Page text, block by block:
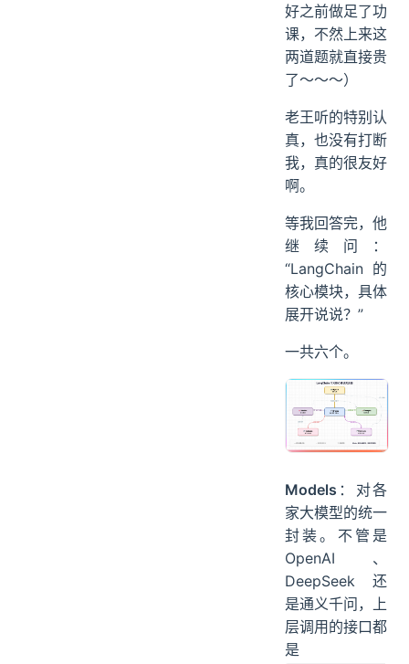
好之前做足了功
课，不然上来这
两道题就直接贵
了～～～）
老王听的特别认
真，也没有打断
我，真的很友好
啊。
等我回答完，他
继续问：
“LangChain 的
核心模块，具体
展开说说？”
一共六个。
Models ：对各
家大模型的统一
封装。不管是
OpenAI、
DeepSeek 还
是通义千问，上
层调用的接口都
是